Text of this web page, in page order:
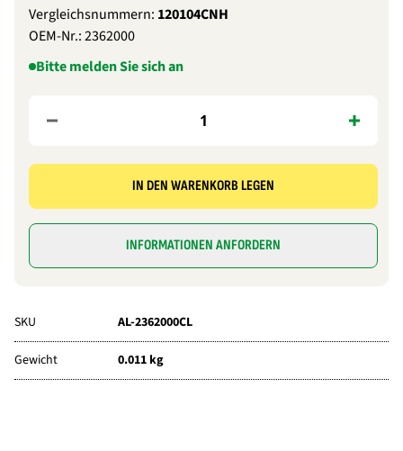
Vergleichsnummern: 120104CNH
OEM-Nr.:2362000
Bitte melden Sie sich an
IN DEN WARENKORB LEGEN
INFORMATIONEN ANFORDERN
SKU AL-2362000CL
Gewicht 0.011 kg